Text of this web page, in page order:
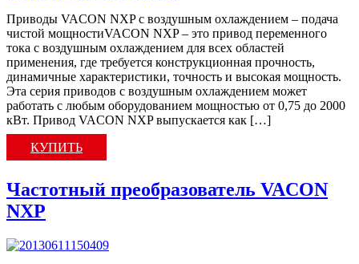
Приводы VACON NXP с воздушным охлаждением – подача
чистой мощностиVACON NXP – это привод переменного
тока с воздушным охлаждением для всех областей
применения, где требуется конструкционная прочность,
динамичные характеристики, точность и высокая мощность.
Эта серия приводов с воздушным охлаждением может
работать с любым оборудованием мощностью от 0,75 до 2000
кВт. Привод VACON NXP выпускается как […]
КУПИТЬ
Частотный преобразователь VACON
NXP